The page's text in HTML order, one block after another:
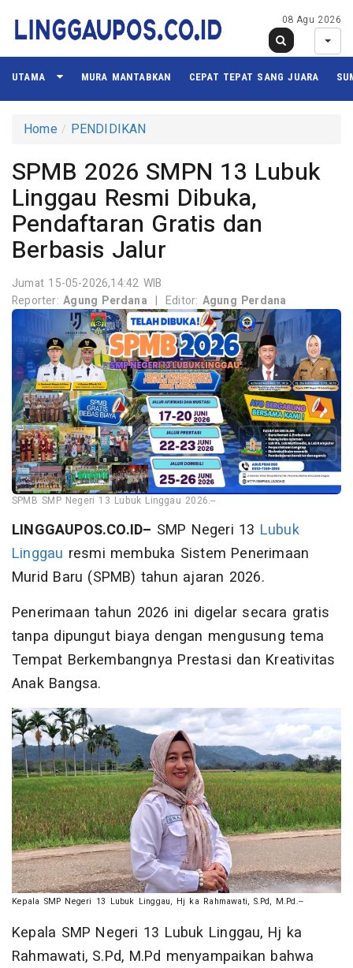
08 Agu 2026
UTAMA MURA MANTABKAN CEPAT TEPAT SANG JUARA
Home PENDIDIKAN
SPMB 2026 SMPN 13 Lubuk
Linggau Resmi Dibuka,
Pendaftaran Gratis dan
Berbasis Jalur
Jumat 15-05-2026,14:42 WIB
Reporter:Agung Perdana | Editor: Agung Perdana
SPMB SMP Negeri 13 Lubuk Linggau 2026.--
LINGGAUPOS.CO.ID– SMP Negeri 13 Lubuk
Linggau resmi membuka Sistem Penerimaan
Murid Baru (SPMB) tahun ajaran 2026.
Penerimaan tahun 2026 ini digelar secara gratis
tanpa dipungut biaya dengan mengusung tema
Tempat Berkembangnya Prestasi dan Kreativitas
Anak Bangsa.
Kepala SMP Negeri 13 Lubuk Linggau, Hj ka Rahmawati, S.Pd, M.Pd.--
Kepala SMP Negeri 13 Lubuk Linggau, Hj ka
Rahmawati, S.Pd, M.Pd menyampaikan bahwa